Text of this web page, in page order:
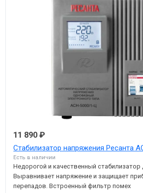
11 890 ₽
Стабилизатор напряжения Ресанта
Есть в наличии
Недорогой и качественный стабилизатор
Выравнивает напряжение и защищает
перепадов. Встроенный фильтр помех